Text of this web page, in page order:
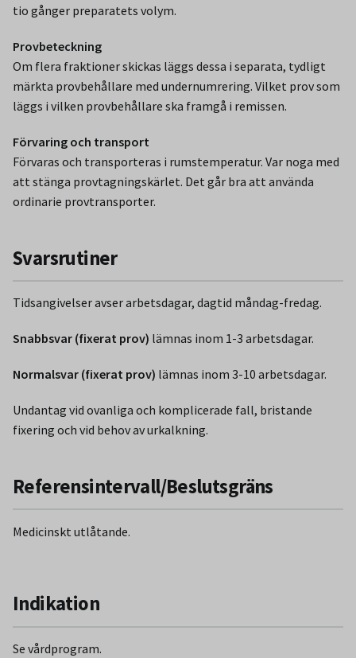
tio gånger preparatets volym.
Provbeteckning
Om flera fraktioner skickas läggs dessa i separata, tydligt
märkta provbehållare med undernumrering. Vilket prov som
läggs i vilken provbehållare ska framgå i remissen.
Förvaring och transport
Förvaras och transporteras i rumstemperatur. Var noga med
att stänga provtagningskärlet. Det går bra att använda
ordinarie provtransporter.
Svarsrutiner
Tidsangivelser avser arbetsdagar, dagtid måndag-fredag.
Snabbsvar (fixerat prov) lämnas inom 1-3 arbetsdagar.
Normalsvar (fixerat prov) lämnas inom 3-10 arbetsdagar.
Undantag vid ovanliga och komplicerade fall, bristande
fixering och vid behov av urkalkning.
Referensintervall/Beslutsgräns
Medicinskt utlåtande.
Indikation
Se vårdprogram.